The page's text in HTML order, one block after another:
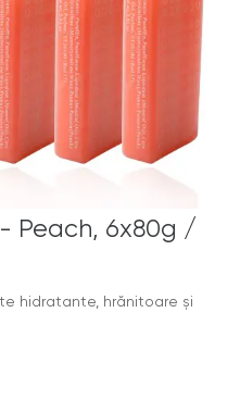
Peach, 6x80g /
hidratante, hrănitoare și